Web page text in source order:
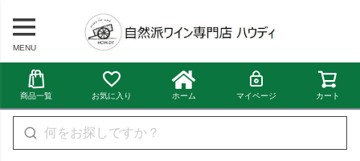
MENU
商品一覧 お気に入り ホーム マイページ カート